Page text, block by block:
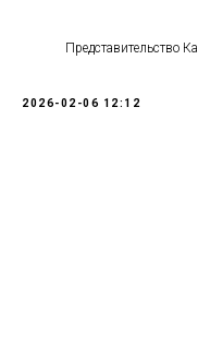
Представительство
2026-02-06 12:12